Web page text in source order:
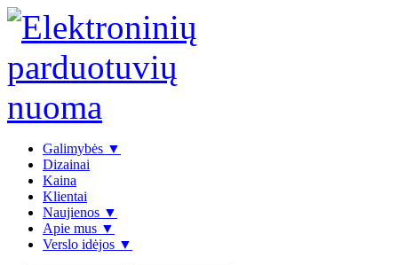
Galimybės ▼
Dizainai
Kaina
Klientai
Naujienos ▼
Apie mus ▼
Verslo idėjos ▼